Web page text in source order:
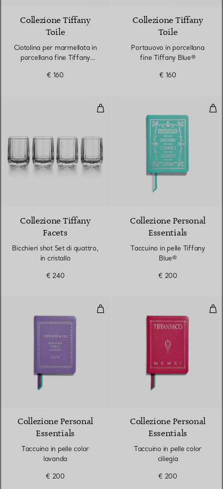
Collezione Tiffany
Toile
Ciotolina per marmellata in
porcellana fine Tiffany
€ 160
Collezione Tiffany
Toile
Portauovo in porcellana
fine Tiffany Blue®
€ 160
Bicchieri shot Set di quattro, in
Collezione Tiffany
Facets
Bicchieri shot Set di quattro,
in cristallo
€ 240
Collezione Personal
Essentials
Taccuino in pelle Tiffany
Blue®
€ 200
Taccuino in pelle color lavanda
Collezione Personal
Essentials
Taccuino in pelle color
lavanda
€ 200
Collezione Personal
Essentials
Taccuino in pelle color
ciliegia
€ 200